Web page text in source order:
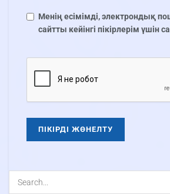
Менің есімімді, электрондық
сайтты кейінгі пікірлерім үшін